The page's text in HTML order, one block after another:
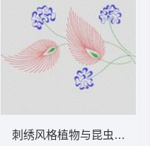
刺绣风格植物与昆虫图案